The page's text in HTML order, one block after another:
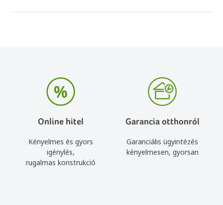
Online hitel
Kényelmes és gyors
igénylés,
rugalmas konstrukció
Garancia otthonról
Garanciális ügyintézés
kényelmesen, gyorsan